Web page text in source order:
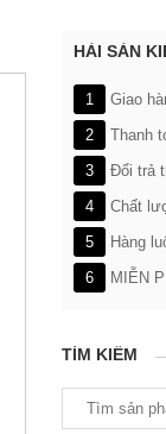
HẢI SẢN
1
Giao
2
Thanh
3
Đổi trả
4
Chất
5
Hàng
6
MIỄN
TÌM KIẾM
kiếm: